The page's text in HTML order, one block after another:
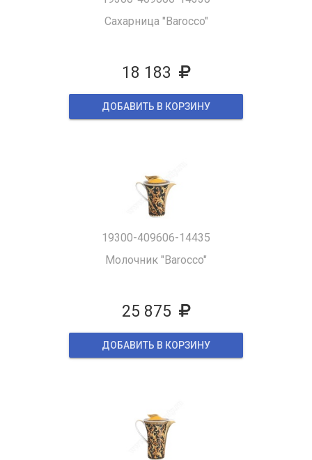
Сахарница "Barocco"
18 183
ДОБАВИТЬ В КОРЗИНУ
19300-409606-14435
Молочник "Barocco"
25 875
ДОБАВИТЬ В КОРЗИНУ